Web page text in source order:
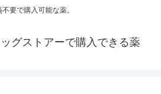
要で購入可能な薬。
グストアーで購入できる薬